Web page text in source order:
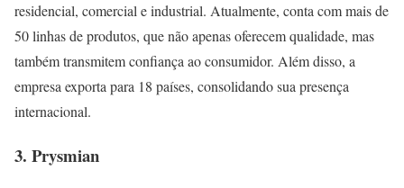
residencial, comercial e industrial. Atualmente, conta com mais de
50 linhas de produtos, que não apenas oferecem qualidade, mas
também transmitem confiança ao consumidor. Além disso, a
empresa exporta para 18 países, consolidando sua presença
internacional.
3. Prysmian